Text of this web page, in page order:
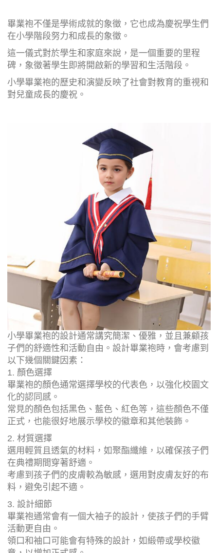
畢業袍不僅是學術成就的象徵，它也成為慶祝學生們
在小學階段努力和成長的象徵。
這一儀式對於學生和家庭來說，是一個重要的里程
碑，象徵著學生即將開啟新的學習和生活階段。
小學畢業袍的歷史和演變反映了社會對教育的重視和
對兒童成長的慶祝。
小學畢業袍的設計通常講究簡潔、優雅，並且兼顧孩
子們的舒適性和活動自由。設計畢業袍時，會考慮到
以下幾個關鍵因素：
1. 顏色選擇
畢業袍的顏色通常選擇學校的代表色，以強化校園文
化的認同感。
常見的顏色包括黑色、藍色、紅色等，這些顏色不僅
正式，也能很好地展示學校的徽章和其他裝飾。
2. 材質選擇
選用輕質且透氣的材料，如聚酯纖維，以確保孩子們
在典禮期間穿著舒適。
考慮到孩子們的皮膚較為敏感，選用對皮膚友好的布
料，避免引起不適。
3. 設計細節
畢業袍通常會有一個大袖子的設計，使孩子們的手臂
活動更自由。
領口和袖口可能會有特殊的設計，如緞帶或學校徽